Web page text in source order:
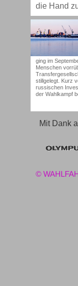
die Hand
ging im
Menschen
stillgelegt. Kurz
russischen
der Wahlkampf
Mit Dank
©